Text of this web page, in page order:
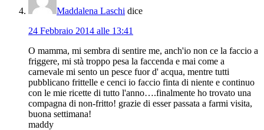
Maddalena Laschi dice
24 Febbraio 2014 alle 13:41
O mamma, mi sembra di sentire me, anch'io non ce la faccio a
friggere, mi stà troppo pesa la faccenda e mai come a
carnevale mi sento un pesce fuor d' acqua, mentre tutti
pubblicano frittelle e cenci io faccio finta di niente e continuo
con le mie ricette di tutto l'anno….finalmente ho trovato una
compagna di non-fritto! grazie di esser passata a farmi visita,
buona settimana!
maddy